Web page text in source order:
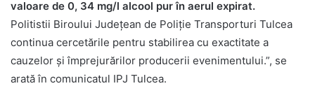
valoare de 0, 34 mg/l alcool pur în aerul expirat.
Politistii Biroului Județean de Poliție Transporturi Tulcea
continua cercetările pentru stabilirea cu exactitate a
cauzelor și împrejurărilor producerii evenimentului.”, se
arată în comunicatul IPJ Tulcea.